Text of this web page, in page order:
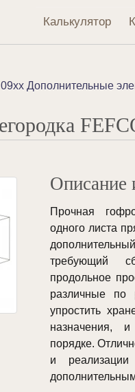
Калькулятор
Дополнительные
Описание
Прочная
одного листа
требующий
продольное
различные по
упростить
назначения,
порядке.
и